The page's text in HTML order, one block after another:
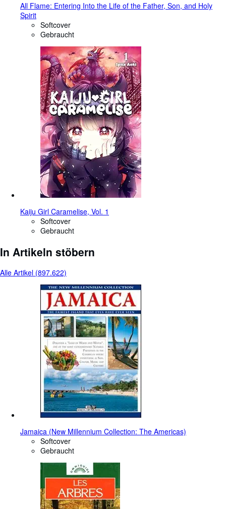
All Flame: Entering Into the Life of the Father, Son, and Holy
Spirit
Softcover
Gebraucht
Kaiju Girl Caramelise, Vol. 1
Softcover
Gebraucht
In Artikeln stöbern
Alle Artikel (897.622)
Jamaica (New Millennium Collection: The Americas)
Softcover
Gebraucht